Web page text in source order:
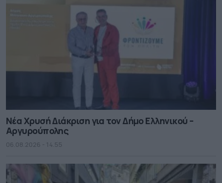
Νέα Χρυσή Διάκριση για τον Δήμο Ελληνικού –
Αργυρούπολης
06.08.2026 - 14.55